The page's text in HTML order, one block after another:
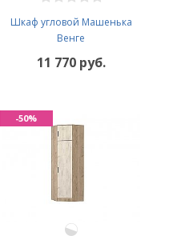
Шкаф угловой Машенька
Венге
11 770 руб.
-50%